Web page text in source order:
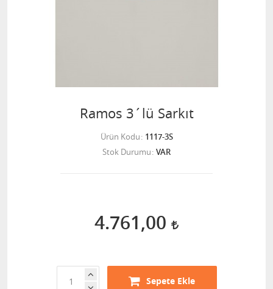
Ramos 3´lü Sarkıt
Ürün Kodu 1117-3S
Stok Durumu VAR
4.761,00
Sepete Ekle